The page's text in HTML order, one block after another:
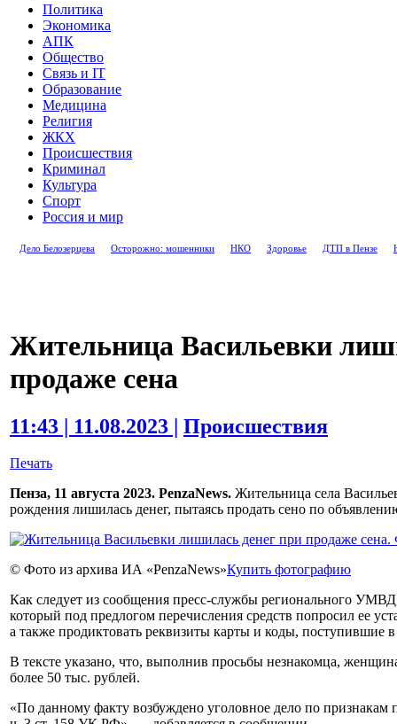
Политика
Экономика
АПК
Общество
Связь и IT
Образование
Медицина
Религия
ЖКХ
Происшествия
Криминал
Культура
Спорт
Россия и мир
Дело Белозерцева Осторожно: мошенники НКО Здоровье ДТП в Пензе
Жительница Васильевки
продаже сена
11:43 | 11.08.2023 | Происшествия
Печать
Пенза, 11 августа 2023. PenzaNews. Жительница села
рождения лишилась денег, пытаясь продать сено по
© Фото из архива ИА «PenzaNews»Купить фотографию
Как следует из сообщения пресс-службы регионального
который под предлогом перечисления средств попросил ее
а также продиктовать реквизиты карты и коды, поступившие
В тексте указано, что, выполнив просьбы незнакомца,
более 50 тыс. рублей.
«По данному факту возбуждено уголовное дело по признакам